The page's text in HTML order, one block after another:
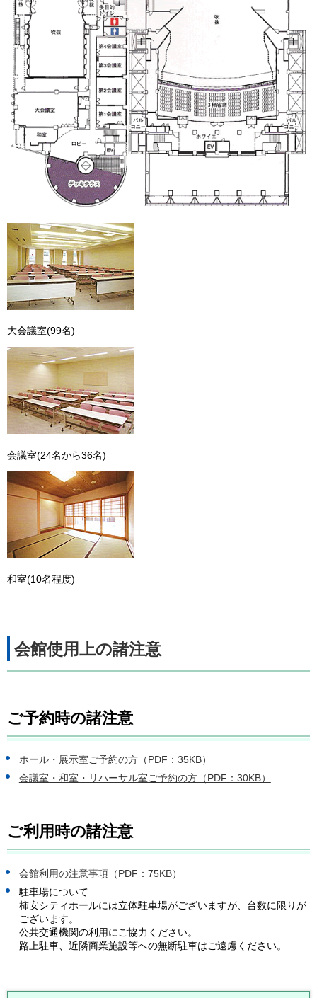
大会議室(99名)
会議室(24名から36名)
和室(10名程度)
会館使用上の諸注意
ご予約時の諸注意
ホール・展示室ご予約の方（PDF：35KB）
会議室・和室・リハーサル室ご予約の方（PDF：30KB）
ご利用時の諸注意
会館利用の注意事項（PDF：75KB）
駐車場について
柿安シティホールには立体駐車場がございますが、台数に限りが
ございます。
公共交通機関の利用にご協力ください。
路上駐車、近隣商業施設等への無断駐車はご遠慮ください。